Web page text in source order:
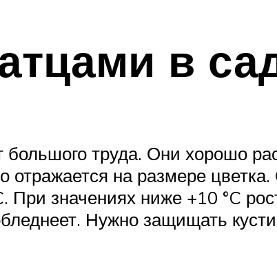
в
большого труда. Они хорошо
отражается на размере
При значениях ниже +10 °C
Нужно защищать